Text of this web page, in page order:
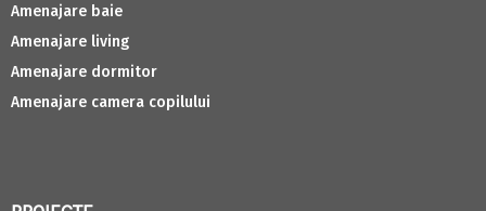
Amenajare baie
Amenajare living
Amenajare dormitor
Amenajare camera copilului